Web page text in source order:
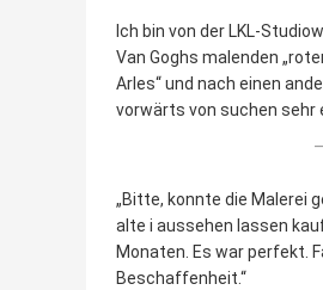
Ich bin von der LKL-
Van Goghs malenden
Arles“ und nach einen
vorwärts von suchen sehr
„Bitte, konnte die Malerei
alte i aussehen lassen
Monaten. Es war perfekt.
Beschaffenheit.“